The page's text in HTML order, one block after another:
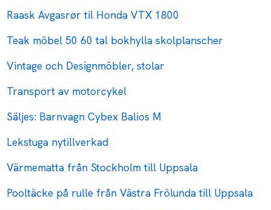
Raask Avgasrør til Honda VTX 1800
Teak möbel 50 60 tal bokhylla skolplanscher
Vintage och Designmöbler, stolar
Transport av motorcykel
Säljes: Barnvagn Cybex Balios M
Lekstuga nytillverkad
Värmematta från Stockholm till Uppsala
Pooltäcke på rulle från Västra Frölunda till Uppsala